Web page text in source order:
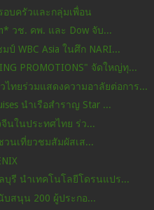
อบครัวและกลุ่มเพื่อน
วช. คพ. และ Dow จับ...
WBC Asia ในศึก NARI...
PROMOTIONS" จัดใหญ่ทุ...
ทยร่วมแสดงความอาลัยต่อการ...
นำเรือสำราญ Star ...
นในประทศไทย ร่ว...
วนเที่ยวชมสัมผัสเส...
บุรี นำเทคโนโลยีโดรนแปร...
บสนุน 200 ผู้ประกอ...